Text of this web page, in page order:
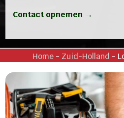
Contact opnemen →
Home- Zuid-Holland -